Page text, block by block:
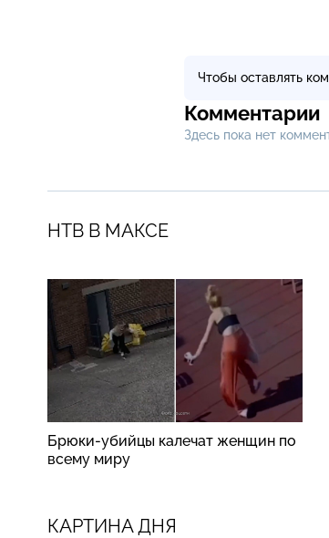
Чтобы оставлять
Комментарии
Здесь пока нет
НТВ В МАКСЕ
Брюки-убийцы калечат женщин по
всему миру
КАРТИНА ДНЯ